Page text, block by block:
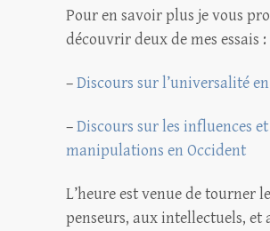
Pour en savoir plus je vous
découvrir deux de mes essais :
–Discours sur l’universalité
–Discours sur les influences et
manipulations en Occident
L’heure est venue de tourner
penseurs, aux intellectuels, et